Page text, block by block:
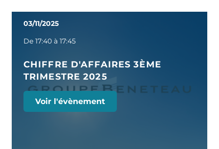
03/11/2025
De 17:40 à 17:45
CHIFFRE D'AFFAIRES 3ÈME
TRIMESTRE 2025
Voir l'évènement